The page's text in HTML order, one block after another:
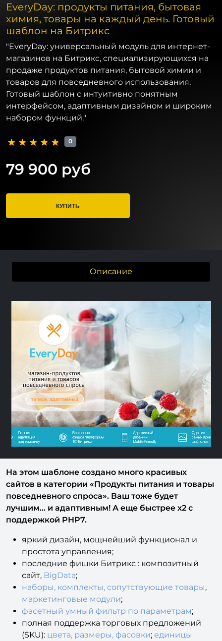
EveryDay: продукты питания, бытовая
химия, товары на каждый день. Готовый
шаблон на Битрикс
"EveryDay: универсальный модуль для интернет-
магазинов на Битрикс, специализирующихся на
продаже продуктов питания, бытовой химии и
товаров для повседневного использования.
Готовый шаблон с интуитивно понятным
интерфейсом, адаптивным дизайном и широким
набором функций."
0
79 900 руб
КУПИТЬ
Описание
Previous Next
На этом шаблоне создано много красивых
сайтов в категории «Продукты питания и товары
повседневного спроса». Ваш тоже будет
лучшим... и адаптивным! А еще быстрее x2 c
поддержкой PHP7.
яркий дизайн, мощнейший функционал и
простота управления;
последние фишки Битрикс : композитный
сайт, BigData;
наборы, комплекты, сопутствующие товары,
маркетинговые модули;
фасетный умный фильтр по параметрам;
полная поддержка торговых предложений
(SKU): цвета, размеры, фасовки; единицы